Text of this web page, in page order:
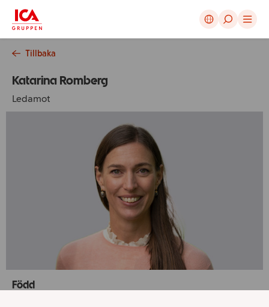
Avbryt
Tillbaka
Katarina Romberg
Ledamot
Född